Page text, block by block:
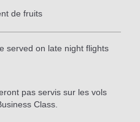
de fruits
served on late night flights
pas servis sur les vols
Class.